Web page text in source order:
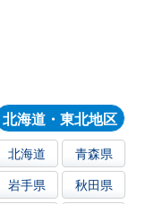
北海道・東北地区
北海道
青森県
岩手県
秋田県